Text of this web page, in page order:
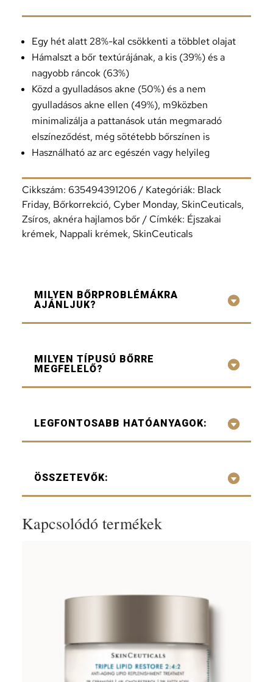
+
DEFENSE
30ml
mennyiség
Egy hét alatt 28%-kal csökkenti a többlet olajat
Hámalszt a bőr textúrájának, a kis (39%) és a
nagyobb ráncok (63%)
Közd a gyulladásos akne (50%) és a nem
gyulladásos akne ellen (49%), m9közben
minimalizálja a pattanások után megmaradó
elszíneződést, még sötétebb bőrszínen is
Használható az arc egészén vagy helyileg
Cikkszám: 635494391206 Kategóriák: Black
Friday, Bőrkorrekció, Cyber Monday, SkinCeuticals,
Zsíros, aknéra hajlamos bőr
Címkék: Éjszakai
krémek, Nappali krémek, SkinCeuticals
MILYEN BŐRPROBLÉMÁKRA
AJÁNLJUK?
MILYEN TÍPUSÚ BŐRRE
MEGFELELŐ?
LEGFONTOSABB HATÓANYAGOK:
ÖSSZETEVŐK:
Kapcsolódó termékek